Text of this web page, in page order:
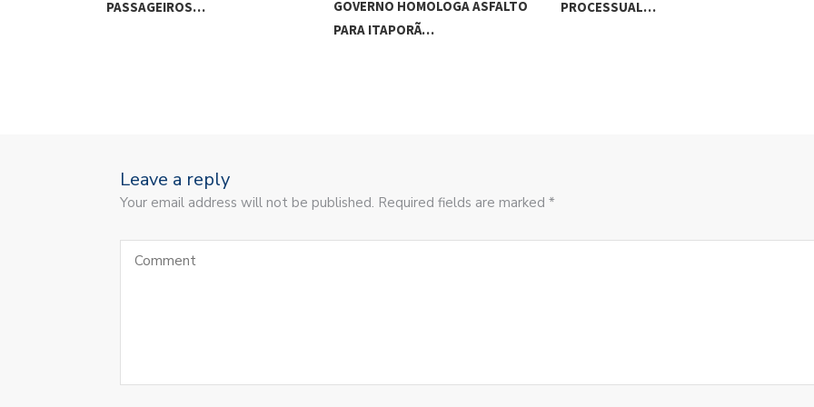
PASSAGEIROS…
GOVERNO HOMOLOGA ASFALTO
PARA ITAPORÃ…
PROCESSUAL…
Leave a reply
Your email address will not be published. Required fields are marked *